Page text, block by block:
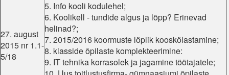
27. august
2015 nr 1.1-
5/18
5. Info kooli kodulehel;
6. Koolikell - tundide algus ja lõpp? Erinevad
helinad?;
7. 2015/2016 koormuste lõplik kooskõlastamine;
8. klasside õpilaste komplekteerimine:
9. IT tehnika korrasolek ja jagamine töötajatele;